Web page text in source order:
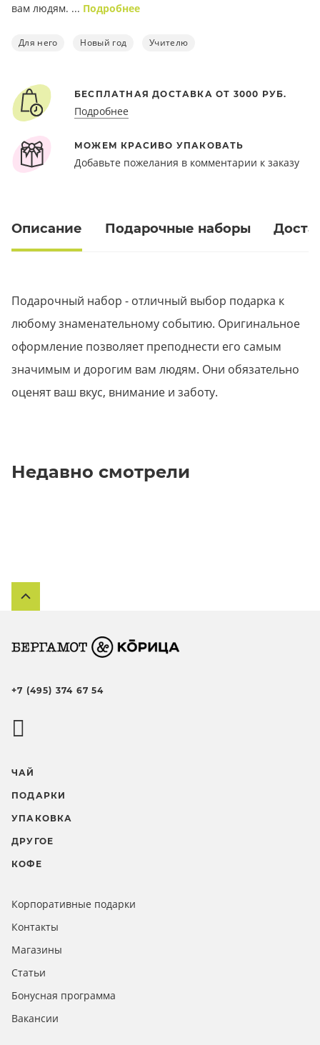
вам людям. ... Подробнее
Для него Новый год Учителю
БЕСПЛАТНАЯ ДОСТАВКА ОТ 3000 РУБ.
Подробнее
МОЖЕМ КРАСИВО УПАКОВАТЬ
Добавьте пожелания в комментарии к заказу
Описание Подарочные наборы
Подарочный набор - отличный выбор подарка к
любому знаменательному событию. Оригинальное
оформление позволяет преподнести его самым
значимым и дорогим вам людям. Они обязательно
оценят ваш вкус, внимание и заботу.
Недавно смотрели
+7 (495) 374 67 54
ЧАЙ
ПОДАРКИ
УПАКОВКА
ДРУГОЕ
КОФЕ
Корпоративные подарки
Контакты
Магазины
Статьи
Бонусная программа
Вакансии